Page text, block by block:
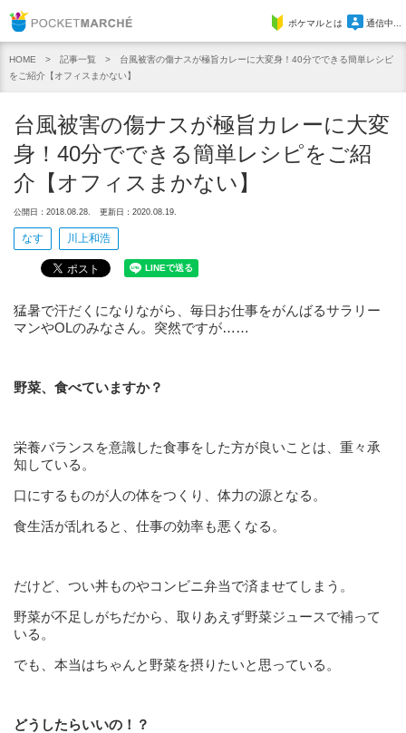
Pocket Marcheポケマルとは 通信中...
HOME 記事一覧
台風被害の傷ナスが極旨カレーに大変身！40分でできる簡単レシピ
をご紹介【オフィスまかない】
台風被害の傷ナスが極旨カレーに大変
身！40分でできる簡単レシピをご紹
介【オフィスまかない】
公開日：2018.08.28. 更新日：2020.08.19.
なす 川上和浩
猛暑で汗だくになりながら、毎日お仕事をがんばるサラリー
マンやOLのみなさん。突然ですが……
野菜、食べていますか？
栄養バランスを意識した食事をした方が良いことは、重々承
知している。
口にするものが人の体をつくり、体力の源となる。
食生活が乱れると、仕事の効率も悪くなる。
だけど、つい丼ものやコンビニ弁当で済ませてしまう。
野菜が不足しがちだから、取りあえず野菜ジュースで補って
いる。
でも、本当はちゃんと野菜を摂りたいと思っている。
どうしたらいいの！？